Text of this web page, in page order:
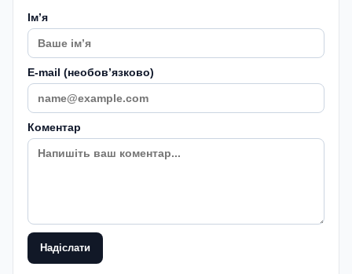
Імʼя
E-mail (необовʼязково)
Коментар
Надіслати